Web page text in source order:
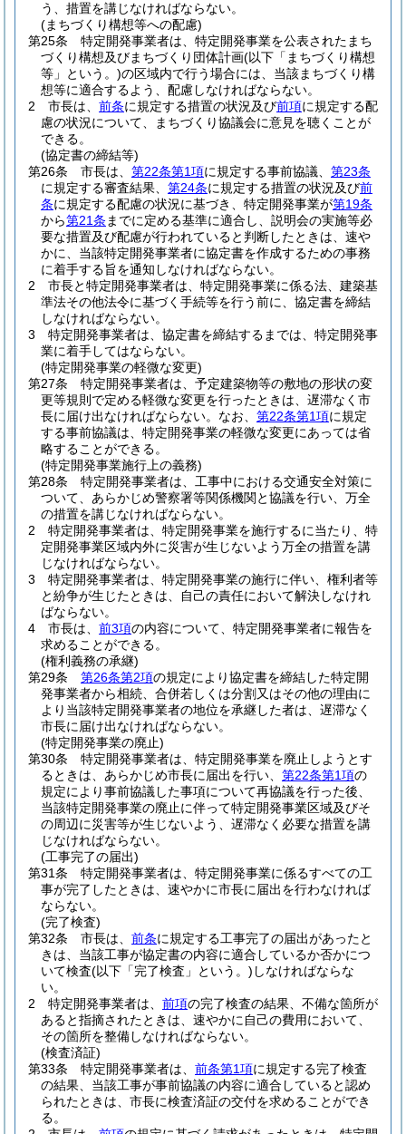
う、措置を講じなければならない。
(まちづくり構想等への配慮)
第25条
特定開発事業者は、特定開発事業を公表されたまち
づくり構想及びまちづくり団体計画(以下「まちづくり構想
等」という。)の区域内で行う場合には、当該まちづくり構
想等に適合するよう、配慮しなければならない。
2
市長は、 前条に規定する措置の状況及び前項に規定する配
慮の状況について、まちづくり協議会に意見を聴くことが
できる。
(協定書の締結等)
第26条
市長は、 第22条第1項に規定する事前協議、 第23条
に規定する審査結果、 第24条に規定する措置の状況及び前
条に規定する配慮の状況に基づき、特定開発事業が第19条
から第21条 までに定める基準に適合し、説明会の実施等必
要な措置及び配慮が行われていると判断したときは、速や
かに、当該特定開発事業者に協定書を作成するための事務
に着手する旨を通知しなければならない。
2
市長と特定開発事業者は、特定開発事業に係る法、建築基
準法その他法令に基づく手続等を行う前に、協定書を締結
しなければならない。
3
特定開発事業者は、協定書を締結するまでは、特定開発事
業に着手してはならない。
(特定開発事業の軽微な変更)
第27条
特定開発事業者は、予定建築物等の敷地の形状の変
更等規則で定める軽微な変更を行ったときは、遅滞なく市
長に届け出なければならない。 なお、 第22条第1項に規定
する事前協議は、特定開発事業の軽微な変更にあっては省
略することができる。
(特定開発事業施行上の義務)
第28条
特定開発事業者は、工事中における交通安全対策に
ついて、あらかじめ警察署等関係機関と協議を行い、万全
の措置を講じなければならない。
2
特定開発事業者は、特定開発事業を施行するに当たり、特
定開発事業区域内外に災害が生じないよう万全の措置を講
じなければならない。
3
特定開発事業者は、特定開発事業の施行に伴い、権利者等
と紛争が生じたときは、自己の責任において解決しなけれ
ばならない。
4
市長は、 前3項の内容について、特定開発事業者に報告を
求めることができる。
(権利義務の承継)
第29条
第26条第2項の規定により協定書を締結した特定開
発事業者から相続、合併若しくは分割又はその他の理由に
より当該特定開発事業者の地位を承継した者は、遅滞なく
市長に届け出なければならない。
(特定開発事業の廃止)
第30条
特定開発事業者は、特定開発事業を廃止しようとす
るときは、あらかじめ市長に届出を行い、 第22条第1項の
規定により事前協議した事項について再協議を行った後、
当該特定開発事業の廃止に伴って特定開発事業区域及びそ
の周辺に災害等が生じないよう、遅滞なく必要な措置を講
じなければならない。
(工事完了の届出)
第31条
特定開発事業者は、特定開発事業に係るすべての工
事が完了したときは、速やかに市長に届出を行わなければ
ならない。
(完了検査)
第32条
市長は、 前条に規定する工事完了の届出があったと
きは、当該工事が協定書の内容に適合しているか否かにつ
いて検査(以下「完了検査」という。) しなければならな
い。
2
特定開発事業者は、 前項の完了検査の結果、不備な箇所が
あると指摘されたときは、速やかに自己の費用において、
その箇所を整備しなければならない。
(検査済証)
第33条
特定開発事業者は、 前条第1項に規定する完了検査
の結果、当該工事が事前協議の内容に適合していると認め
られたときは、市長に検査済証の交付を求めることができ
る。